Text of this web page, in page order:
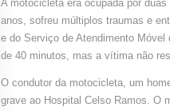
A motocicleta era ocupada por
anos, sofreu múltiplos traumas e
e do Serviço de Atendimento Móvel
de 40 minutos, mas a vítima não
O condutor da motocicleta, um
grave ao Hospital Celso Ramos. O